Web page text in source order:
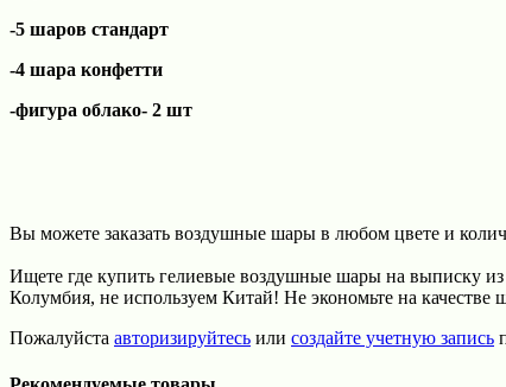
-5 шаров стандарт
-4 шара конфетти
-фигура облако- 2 шт
Вы можете заказать воздушные шары в любом цвете и
Ищете где купить гелиевые воздушные шары на выписку
Колумбия, не используем Китай! Не экономьте на
Пожалуйста авторизируйтесь или создайте учетную запись